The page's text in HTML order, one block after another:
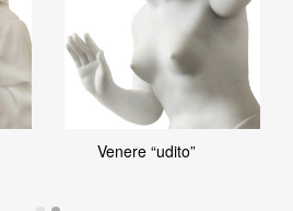
Venere “udito”